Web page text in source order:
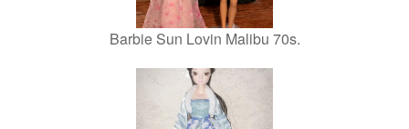
Barbie Sun Lovin Malibu 70s.